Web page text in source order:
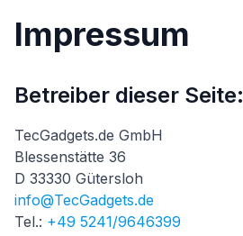
Impressum
Betreiber dieser Seite:
TecGadgets.de GmbH
Blessenstätte 36
D 33330 Gütersloh
info@TecGadgets.de
Tel.: +49 5241/9646399